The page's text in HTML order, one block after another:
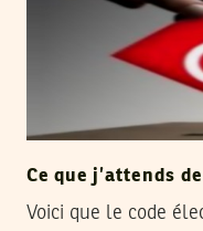
Ce que j’attends
Voici que le code